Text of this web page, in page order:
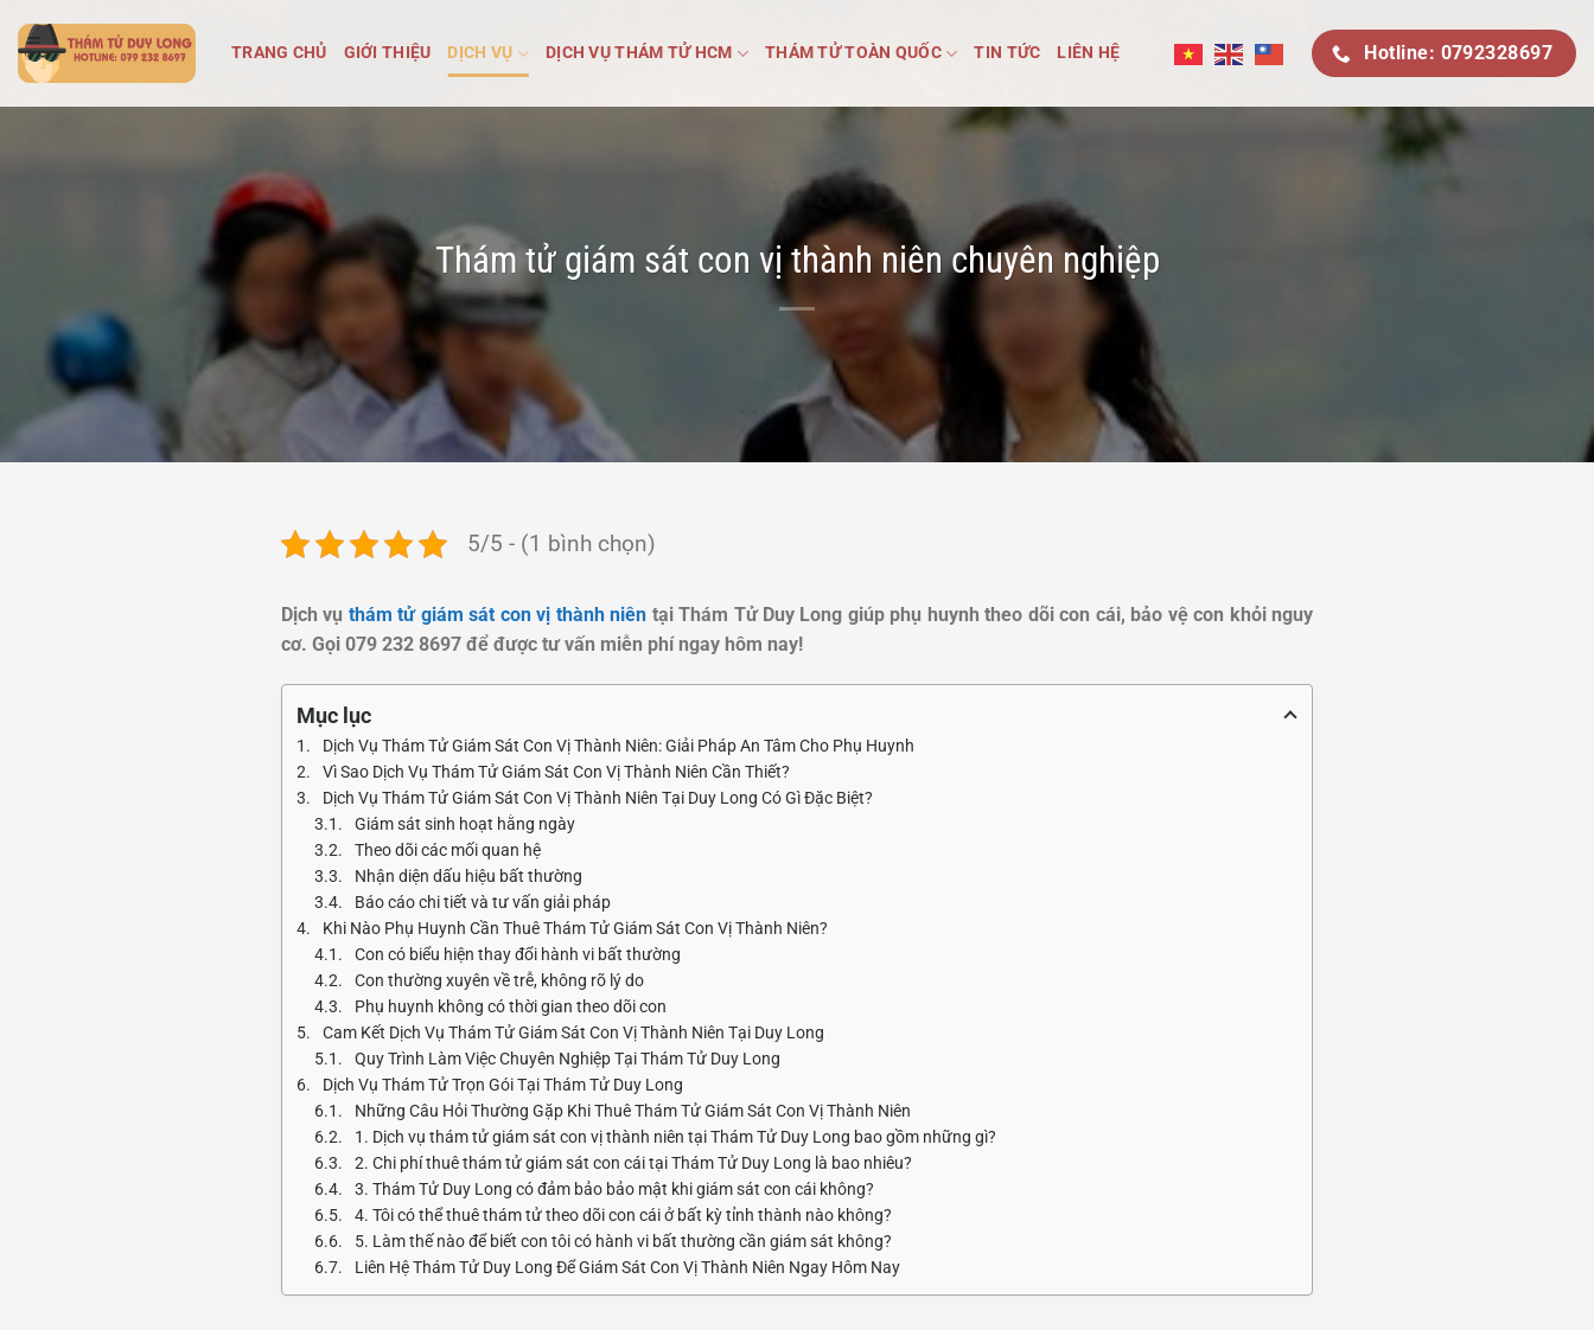
qua
nội
dung
TRANG CHỦ GIỚI THIỆU DỊCH VỤ DỊCH VỤ THÁM TỬ HCM THÁM TỬ TOÀN QUỐC TIN TỨC LIÊN HỆ Hotline: 0792328697
Thám tử giám sát con vị thành niên chuyên nghiệp
5/5 - (1 bình chọn)
Dịch vụ thám tử giám sát con vị thành niên tại Thám Tử Duy Long giúp phụ huynh theo dõi con cái, bảo vệ con khỏi nguy
cơ. Gọi 079 232 8697 để được tư vấn miễn phí ngay hôm nay!
Mục lục
Dịch Vụ Thám Tử Giám Sát Con Vị Thành Niên: Giải Pháp An Tâm Cho Phụ Huynh
Vì Sao Dịch Vụ Thám Tử Giám Sát Con Vị Thành Niên Cần Thiết?
Dịch Vụ Thám Tử Giám Sát Con Vị Thành Niên Tại Duy Long Có Gì Đặc Biệt?
Giám sát sinh hoạt hằng ngày
Theo dõi các mối quan hệ
Nhận diện dấu hiệu bất thường
Báo cáo chi tiết và tư vấn giải pháp
Khi Nào Phụ Huynh Cần Thuê Thám Tử Giám Sát Con Vị Thành Niên?
Con có biểu hiện thay đổi hành vi bất thường
Con thường xuyên về trễ, không rõ lý do
Phụ huynh không có thời gian theo dõi con
Cam Kết Dịch Vụ Thám Tử Giám Sát Con Vị Thành Niên Tại Duy Long
Quy Trình Làm Việc Chuyên Nghiệp Tại Thám Tử Duy Long
Dịch Vụ Thám Tử Trọn Gói Tại Thám Tử Duy Long
Những Câu Hỏi Thường Gặp Khi Thuê Thám Tử Giám Sát Con Vị Thành Niên
1. Dịch vụ thám tử giám sát con vị thành niên tại Thám Tử Duy Long bao gồm những gì?
2. Chi phí thuê thám tử giám sát con cái tại Thám Tử Duy Long là bao nhiêu?
3. Thám Tử Duy Long có đảm bảo bảo mật khi giám sát con cái không?
4. Tôi có thể thuê thám tử theo dõi con cái ở bất kỳ tỉnh thành nào không?
5. Làm thế nào để biết con tôi có hành vi bất thường cần giám sát không?
Liên Hệ Thám Tử Duy Long Để Giám Sát Con Vị Thành Niên Ngay Hôm Nay